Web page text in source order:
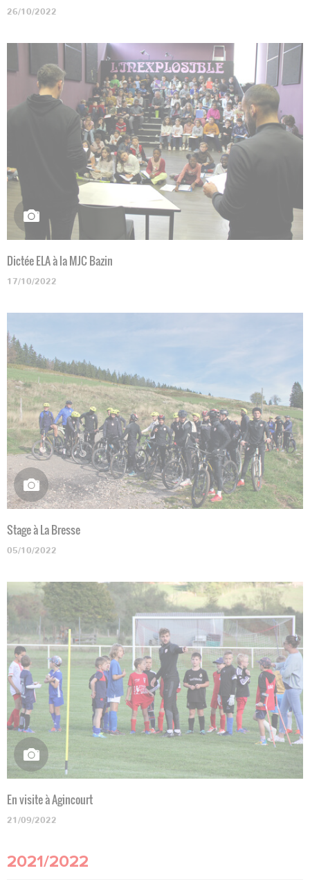
26/10/2022
Dictée ELA à la MJC Bazin
17/10/2022
Stage à La Bresse
05/10/2022
En visite à Agincourt
21/09/2022
2021/2022